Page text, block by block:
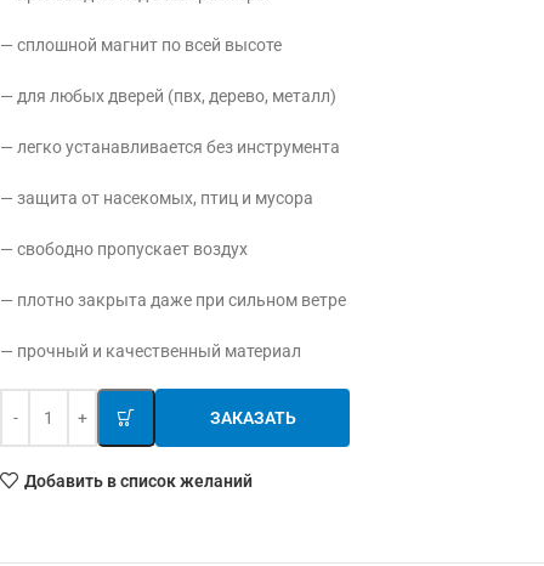
— сплошной магнит по всей высоте
— для любых дверей (пвх, дерево, металл)
— легко устанавливается без инструмента
— защита от насекомых, птиц и мусора
— свободно пропускает воздух
— плотно закрыта даже при сильном ветре
— прочный и качественный материал
ЗАКАЗАТЬ
Добавить в список желаний